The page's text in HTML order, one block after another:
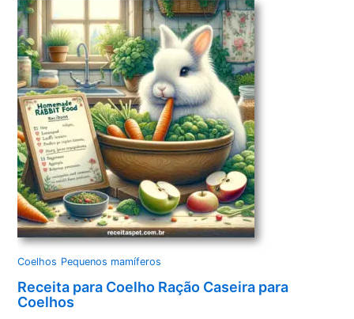
Coelhos Pequenos mamíferos
Receita para Coelho Ração Caseira para
Coelhos